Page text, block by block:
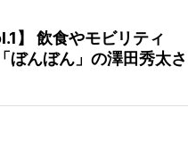
】 飲食やモビリティ
ぼんぼん」の澤田秀太さ